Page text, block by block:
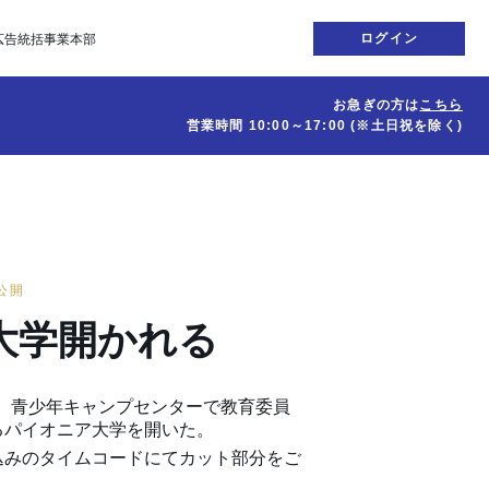
告統括事業本部 ログイン
お急ぎの方はこちら
営業時間 10:00～17:00(※土日祝を除く)
開
学開かれる
青少年キャンプセンターで教育委員
イオニア大学を開いた。
のタイムコードにてカット部分をご